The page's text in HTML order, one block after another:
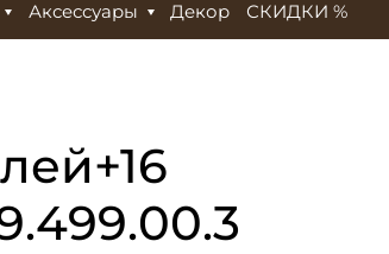
Аксессуары Декор СКИДКИ %